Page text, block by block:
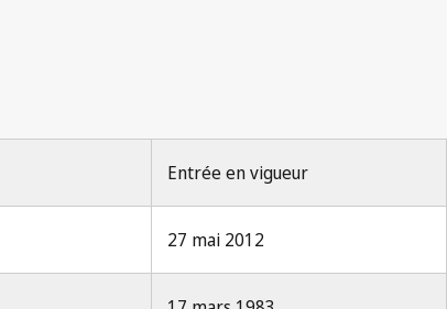
Entrée en vigueur
27 mai 2012